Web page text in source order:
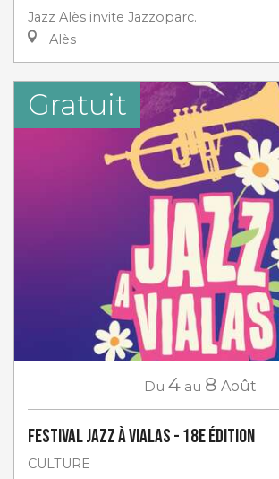
Jazz Alès invite Jazzoparc.
Alès
Gratuit
Du 4 au 8 Août
Festival Jazz à Vialas - 18e Édition
CULTURE